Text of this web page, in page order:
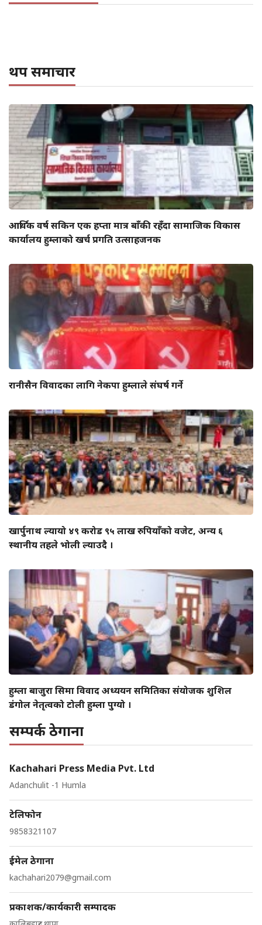
थप समाचार
आर्थिक वर्ष सकिन एक हप्ता मात्र बाँकी रहँदा सामाजिक विकास
कार्यालय हुम्लाको खर्च प्रगति उत्साहजनक
रानीसैन विवादका लागि नेकपा हुम्लाले संघर्ष गर्ने
खार्पुनाथ ल्यायो ४९ करोड ९५ लाख रुपियाँको वजेट, अन्य ६
स्थानीय तहले भोली ल्याउदै ।
हुम्ला बाजुरा सिमा विवाद अध्ययन समितिका संयोजक शुशिल
डंगोल नेतृत्वको टोली हुम्ला पुग्यो ।
सम्पर्क ठेगाना
Kachahari Press Media Pvt. Ltd
Adanchulit -1 Humla
टेलिफोन
9858321107
ईमेल ठेगाना
kachahari2079@gmail.com
प्रकाशक/कार्यकारी सम्पादक